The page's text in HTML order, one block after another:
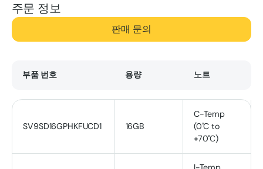
주문 정보
판매 문의
부품 번호 용량 노트
SV9SD16GPHKFUCD1 16GB
C-Temp
(0˚C to
+70˚C)